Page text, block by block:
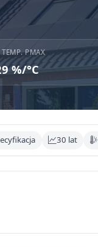
TEMP. PMAX
%/°C
30 lat